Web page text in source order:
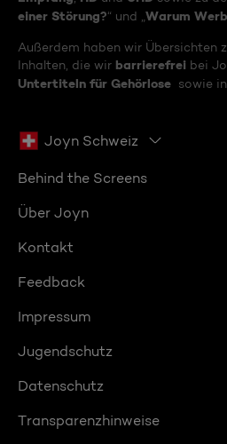
einer Störung?“ und „ Warum
Außerdem haben wir Übersichten
Inhalten, die wir barrierefrei bei
Untertiteln für Gehörlose sowie in
Joyn Schweiz
Behind the Screens
Über Joyn
Kontakt
Feedback
Impressum
Jugendschutz
Datenschutz
Transparenzhinweise